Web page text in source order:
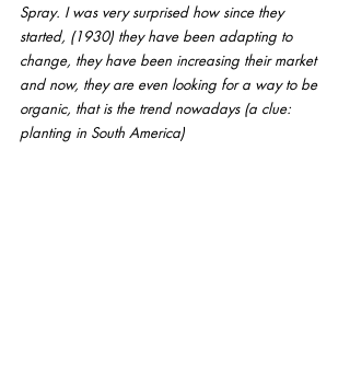
Spray. I was very surprised how since they
started, (1930) they have been adapting to
change, they have been increasing their market
and now, they are even looking for a way to be
organic, that is the trend nowadays (a clue:
planting in South America)